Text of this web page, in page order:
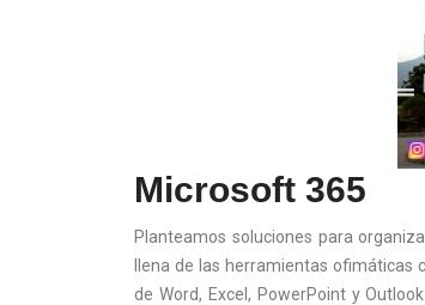
Microsoft 365
Planteamos soluciones para
llena de las herramientas ofimáticas
de Word, Excel, PowerPoint y